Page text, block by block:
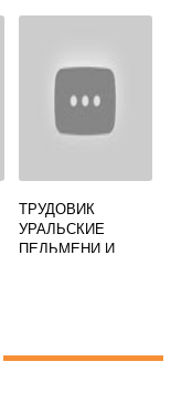
ТРУДОВИК
УРАЛЬСКИЕ
ПЕЛЬМЕНИ И